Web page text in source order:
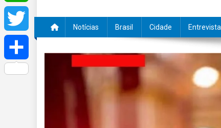
Notícias Brasil Cidade Entrevista
WhatsApp
Twitter
Share